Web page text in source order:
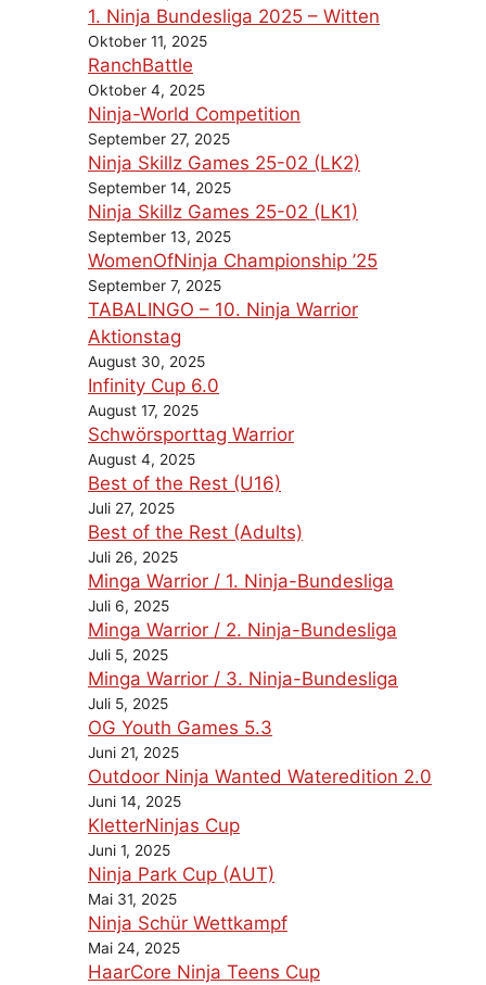
1. Ninja Bundesliga 2025 – Witten
Oktober 11, 2025
RanchBattle
Oktober 4, 2025
Ninja-World Competition
September 27, 2025
Ninja Skillz Games 25-02 (LK2)
September 14, 2025
Ninja Skillz Games 25-02 (LK1)
September 13, 2025
WomenOfNinja Championship ’25
September 7, 2025
TABALINGO – 10. Ninja Warrior
Aktionstag
August 30, 2025
Infinity Cup 6.0
August 17, 2025
Schwörsporttag Warrior
August 4, 2025
Best of the Rest (U16)
Juli 27, 2025
Best of the Rest (Adults)
Juli 26, 2025
Minga Warrior / 1. Ninja-Bundesliga
Juli 6, 2025
Minga Warrior / 2. Ninja-Bundesliga
Juli 5, 2025
Minga Warrior / 3. Ninja-Bundesliga
Juli 5, 2025
OG Youth Games 5.3
Juni 21, 2025
Outdoor Ninja Wanted Wateredition 2.0
Juni 14, 2025
KletterNinjas Cup
Juni 1, 2025
Ninja Park Cup (AUT)
Mai 31, 2025
Ninja Schür Wettkampf
Mai 24, 2025
HaarCore Ninja Teens Cup